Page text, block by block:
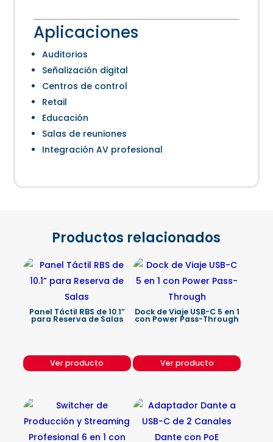
Aplicaciones
Auditorios
Señalización digital
Centros de control
Retail
Educación
Salas de reuniones
Integración AV profesional
Productos relacionados
Panel Táctil RBS de 10.1”
para Reserva de Salas
Ver producto
Dock de Viaje USB-C 5 en 1
con Power Pass-Through
Ver producto